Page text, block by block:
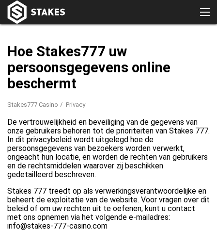
Hoe Stakes777 uw
persoonsgegevens online
beschermt
Stakes777 Casino Privacy
De vertrouwelijkheid en beveiliging van de gegevens van
onze gebruikers behoren tot de prioriteiten van Stakes 777.
In dit privacybeleid wordt uitgelegd hoe de
persoonsgegevens van bezoekers worden verwerkt,
ongeacht hun locatie, en worden de rechten van gebruikers
en de rechtsmiddelen waarover zij beschikken
gedetailleerd beschreven.
Stakes 777 treedt op als verwerkingsverantwoordelijke en
beheert de exploitatie van de website. Voor vragen over dit
beleid of om uw rechten uit te oefenen, kunt u contact
met ons opnemen via het volgende e-mailadres:
info@stakes-777-casino.com